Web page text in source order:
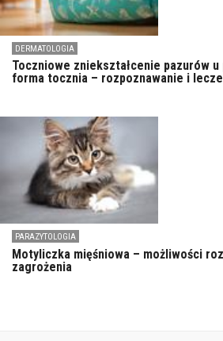
DERMATOLOGIA
Toczniowe zniekształcenie pazurów
forma tocznia – rozpoznawanie i
PARAZYTOLOGIA
Motyliczka mięśniowa – możliwości
zagrożenia